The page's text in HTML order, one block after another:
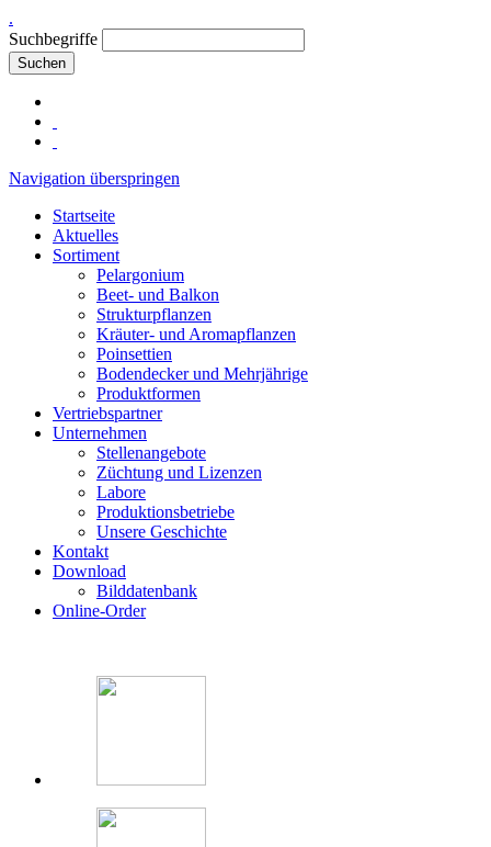
.
Suchbegriffe
Suchen
Navigation überspringen
Startseite
Aktuelles
Sortiment
Pelargonium
Beet- und Balkon
Strukturpflanzen
Kräuter- und Aromapflanzen
Poinsettien
Bodendecker und Mehrjährige
Produktformen
Vertriebspartner
Unternehmen
Stellenangebote
Züchtung und Lizenzen
Labore
Produktionsbetriebe
Unsere Geschichte
Kontakt
Download
Bilddatenbank
Online-Order